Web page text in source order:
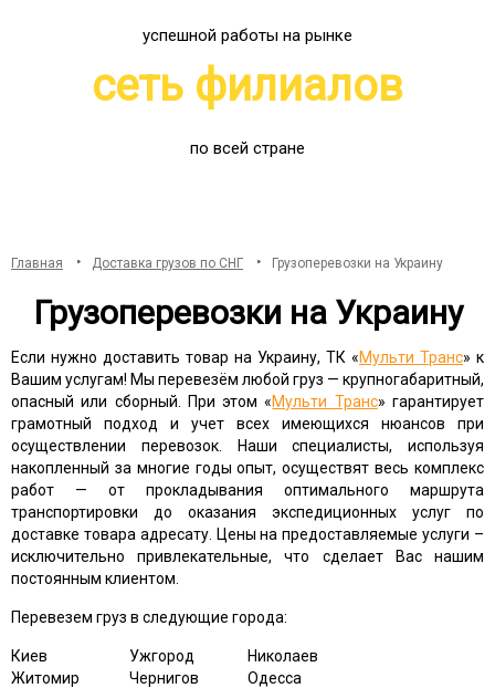
успешной работы на рынке
сеть филиалов
по всей стране
Главная Доставка грузов по СНГ Грузоперевозки на Украину
Грузоперевозки на Украину
Если нужно доставить товар на Украину, ТК «Мульти Транс» к
Вашим услугам! Мы перевезём любой груз — крупногабаритный,
опасный или сборный. При этом «Мульти Транс» гарантирует
грамотный подход и учет всех имеющихся нюансов при
осуществлении перевозок. Наши специалисты, используя
накопленный за многие годы опыт, осуществят весь комплекс
работ — от прокладывания оптимального маршрута
транспортировки до оказания экспедиционных услуг по
доставке товара адресату. Цены на предоставляемые услуги –
исключительно привлекательные, что сделает Вас нашим
постоянным клиентом.
Перевезем груз в следующие города:
Киев
Житомир
Ужгород
Чернигов
Николаев
Одесса